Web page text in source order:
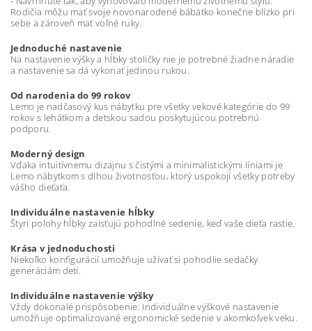
Rodičia môžu mať svoje novonarodené bábätko konečne blízko pri
sebe a zároveň mať voľné ruky.
Jednoduché nastavenie
Na nastavenie výšky a hĺbky stoličky nie je potrebné žiadne náradie
a nastavenie sa dá vykonať jedinou rukou.
Od narodenia do 99 rokov
Lemo je nadčasový kus nábytku pre všetky vekové kategórie do 99
rokov s lehátkom a detskou sadou poskytujúcou potrebnú
podporu.
Moderný design
Vďaka intuitívnemu dizajnu s čistými a minimalistickými líniami je
Lemo nábytkom s dlhou životnosťou, ktorý uspokojí všetky potreby
vášho dieťaťa.
Individuálne nastavenie hĺbky
Štyri polohy hĺbky zaisťujú pohodlné sedenie, keď vaše dieťa rastie.
Krása v jednoduchosti
Niekoľko konfigurácií umožňuje užívať si pohodlie sedačky
generáciám detí.
Individuálne nastavenie výšky
Vždy dokonalé prispôsobenie: Individuálne výškové nastavenie
umožňuje optimalizované ergonomické sedenie v akomkoľvek veku.